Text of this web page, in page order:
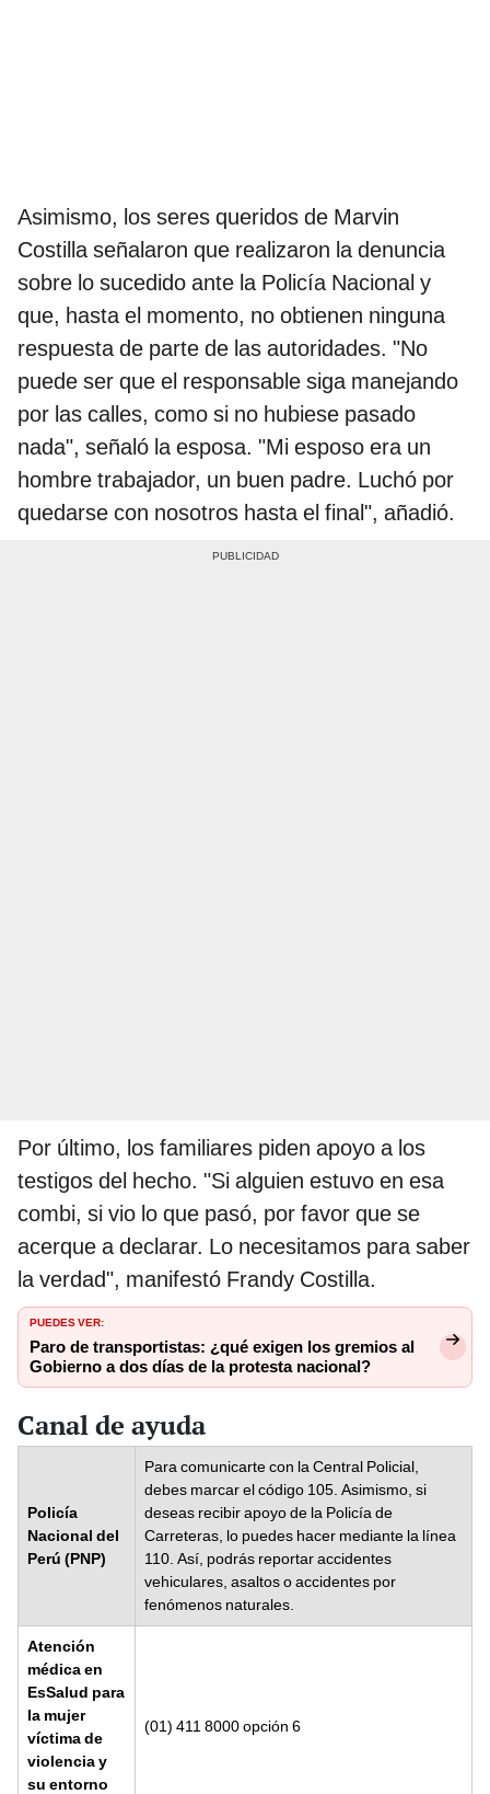
Asimismo, los seres queridos de Marvin
Costilla señalaron que realizaron la denuncia
sobre lo sucedido ante la Policía Nacional y
que, hasta el momento, no obtienen ninguna
respuesta de parte de las autoridades. "No
puede ser que el responsable siga manejando
por las calles, como si no hubiese pasado
nada", señaló la esposa. "Mi esposo era un
hombre trabajador, un buen padre. Luchó por
quedarse con nosotros hasta el final", añadió.
Por último, los familiares piden apoyo a los
testigos del hecho. "Si alguien estuvo en esa
combi, si vio lo que pasó, por favor que se
acerque a declarar. Lo necesitamos para saber
la verdad", manifestó Frandy Costilla.
PUEDES VER:
Paro de transportistas: ¿qué exigen los gremios al
Gobierno a dos días de la protesta nacional?
Canal de ayuda
Policía
Nacional del
Perú (PNP)
Para comunicarte con la Central Policial,
debes marcar el código 105. Asimismo, si
deseas recibir apoyo de la Policía de
Carreteras, lo puedes hacer mediante la línea
110. Así, podrás reportar accidentes
vehiculares, asaltos o accidentes por
fenómenos naturales.
Atención
médica en
EsSalud para
la mujer
víctima de
violencia y
su entorno
(01) 411 8000 opción 6